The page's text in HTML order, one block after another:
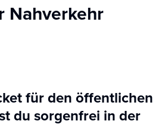
Nahverkehr
für den öffentlichen
du sorgenfrei in der